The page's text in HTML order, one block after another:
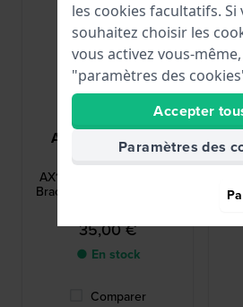
Armani Exchange
AX1050 Sb-Miami 31 mm
Bracelet Caoutchouc Noir
35,00 €
● En stock
Comparer
les cookies facultatifs. Si
souhaitez choisir les
vous activez vous-
"paramètres des
Accepter
Paramètres des